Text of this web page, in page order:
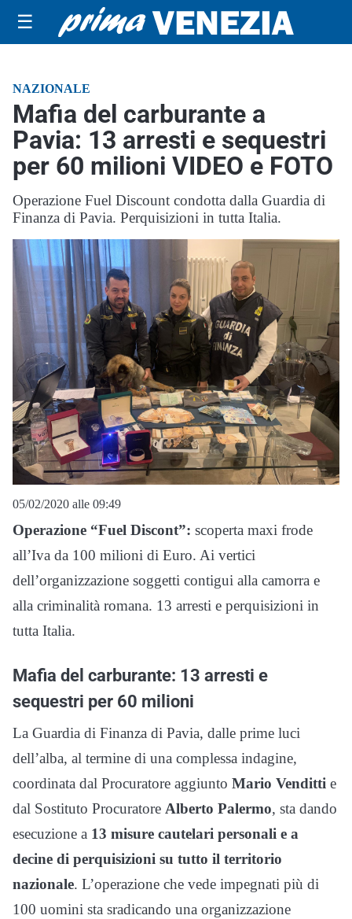
☰
NAZIONALE
Mafia del carburante a
Pavia: 13 arresti e sequestri
per 60 milioni VIDEO e FOTO
Operazione Fuel Discount condotta dalla Guardia di
Finanza di Pavia. Perquisizioni in tutta Italia.
05/02/2020 alle 09:49
Operazione “Fuel Discont”: scoperta maxi frode
all’Iva da 100 milioni di Euro. Ai vertici
dell’organizzazione soggetti contigui alla camorra e
alla criminalità romana. 13 arresti e perquisizioni in
tutta Italia.
Mafia del carburante: 13 arresti e
sequestri per 60 milioni
La Guardia di Finanza di Pavia, dalle prime luci
dell’alba, al termine di una complessa indagine,
coordinata dal Procuratore aggiunto Mario Venditti e
dal Sostituto Procuratore Alberto Palermo, sta dando
esecuzione a 13 misure cautelari personali e a
decine di perquisizioni su tutto il territorio
nazionale. L’operazione che vede impegnati più di
100 uomini sta sradicando una organizzazione